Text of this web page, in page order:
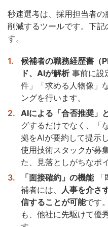
秒速選考は、採用担当者
削減するツールです。下記
す。
候補者の職務経歴書（
ド、AIが解析事前に設
件」「求める人物像」
ングを行います。
AIによる「合否推奨」
グするだけでなく、「
拠をAIが要約して提示
使用技術スタックが募
た、見落としがちなポ
「面接確約」の機能「
補者には、
人事を介さ
信することが可能です
も、他社に先駆けて優